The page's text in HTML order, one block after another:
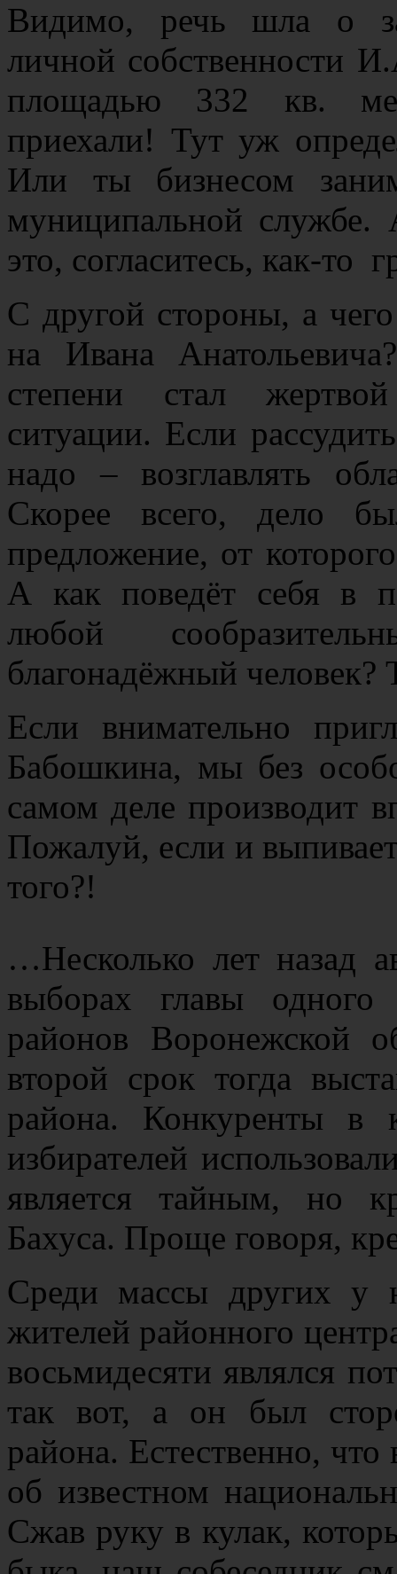
Видимо, речь шла о
личной собственности
площадью 332 кв.
приехали! Тут уж
Или ты бизнесом
муниципальной
это, согласитесь, как-то
С другой стороны, а
на Ивана
степени стал жертвой
ситуации. Если
надо – возглавлять
Скорее всего, дело
предложение, от
А как поведёт себя в
любой
благонадёжный человек?
Если внимательно
Бабошкина, мы без
самом деле производит
Пожалуй, если и
того?!
…Несколько лет назад
выборах главы одного
районов Воронежской
второй срок тогда
района. Конкуренты в
избирателей
является тайным, но
Бахуса. Проще говоря,
Среди массы других у
жителей районного
восьмидесяти являлся
так вот, а он был
района. Естественно,
об известном
Сжав руку в кулак,